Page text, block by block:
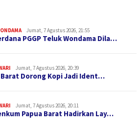
Jumat, 7 Agustus 2026, 21:55
PGGP Teluk Wondama Dila…
Jumat, 7 Agustus 2026, 20:39
Barat Dorong Kopi Jadi Ident…
Jumat, 7 Agustus 2026, 20:11
Papua Barat Hadirkan Lay…